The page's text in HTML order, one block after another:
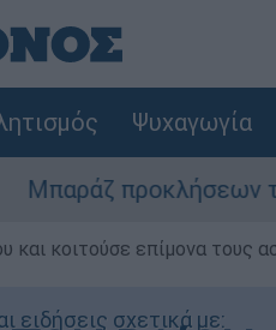
Ψυχαγωγία
της Άγκυρας στο
κοιτούσε επίμονα τους
ειδήσεις σχετικά με: